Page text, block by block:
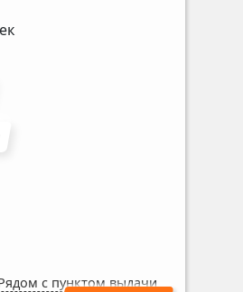
с пунктом выдачи